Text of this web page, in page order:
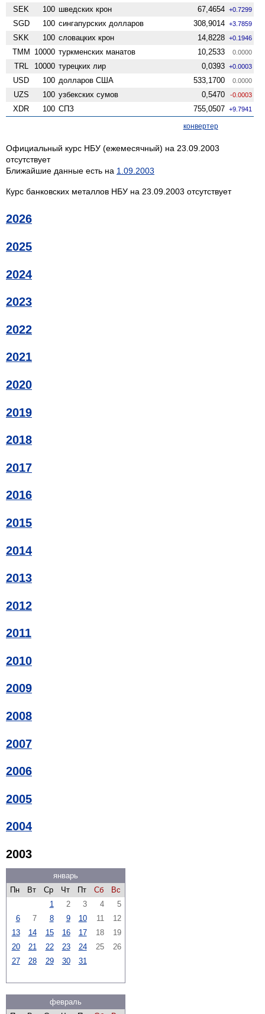
SEK 100 шведских крон 67,4654 +0.7299
SGD 100 сингапурских долларов 308,9014 +3.7859
SKK 100 словацких крон 14,8228 +0.1946
TMM 10000 туркменских манатов 10,2533 0.0000
TRL 10000 турецких лир 0,0393 +0.0003
USD 100 долларов США 533,1700 0.0000
UZS 100 узбекских сумов 0,5470 -0.0003
XDR 100 СПЗ 755,0507 +9.7941
конвертер
Официальный курс НБУ (ежемесячный) на 23.09.2003
отсутствует
Ближайшие данные есть на 1.09.2003
Курс банковских металлов НБУ на 23.09.2003 отсутствует
2026
2025
2024
2023
2022
2021
2020
2019
2018
2017
2016
2015
2014
2013
2012
2011
2010
2009
2008
2007
2006
2005
2004
2003
январь
Пн
Вт Ср Чт Пт Сб
Вс
1
2 3 4
5
6
7 8 9 10 11
12
13
14 15 16 17 18
19
20
21 22 23 24 25
26
27
28 29 30 31
февраль